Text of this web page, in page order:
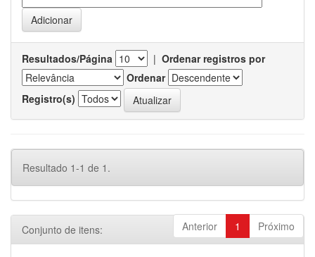
Resultados/Página | Ordenar registros por
Ordenar
Registro(s)
Resultado 1-1 de 1.
Anterior 1 Próximo
Conjunto de itens: